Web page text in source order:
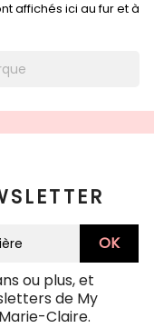
affichés ici au fur et à
ou plus, et
de My
Claire.